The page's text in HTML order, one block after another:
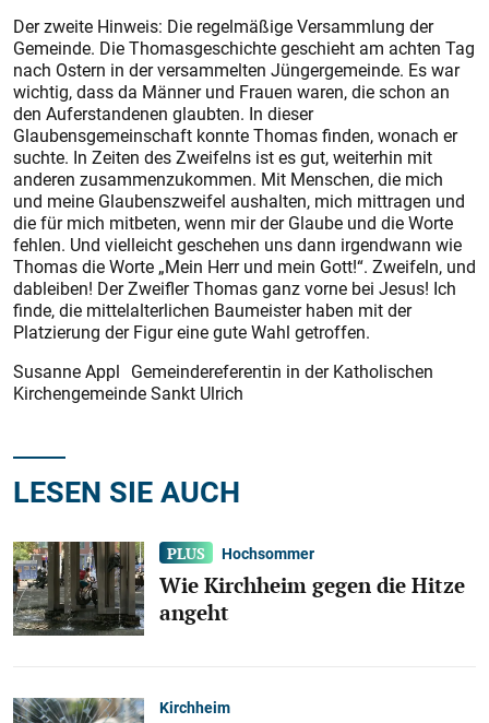
Der zweite Hinweis: Die regelmäßige Versammlung der
Gemeinde. Die Thomasgeschichte geschieht am achten Tag
nach Ostern in der versammelten Jüngergemeinde. Es war
wichtig, dass da Männer und Frauen waren, die schon an
den Auferstandenen glaubten. In dieser
Glaubensgemeinschaft konnte Thomas finden, wonach er
suchte. In Zeiten des Zweifelns ist es gut, weiterhin mit
anderen zusammenzukommen. Mit Menschen, die mich
und meine Glaubenszweifel aushalten, mich mittragen und
die für mich mitbeten, wenn mir der Glaube und die Worte
fehlen. Und vielleicht geschehen uns dann irgendwann wie
Thomas die Worte „Mein Herr und mein Gott!“. Zweifeln, und
dableiben! Der Zweifler Thomas ganz vorne bei Jesus! Ich
finde, die mittelalterlichen Baumeister haben mit der
Platzierung der Figur eine gute Wahl getroffen.
Susanne Appl Gemeindereferentin in der Katholischen
Kirchengemeinde Sankt Ulrich
LESEN SIE AUCH
Hochsommer
Wie Kirchheim gegen die Hitze
angeht
Kirchheim